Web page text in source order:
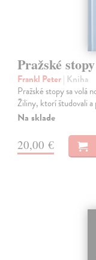
Pražské stopy
Frankl Peter| Kniha
Pražské stopy sa volá
Žiliny, ktorí študovali
Na sklade
20,00 €